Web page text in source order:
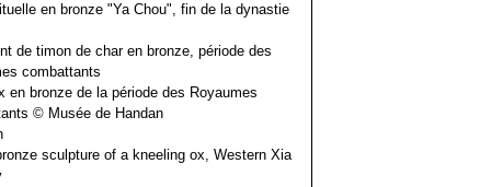
en bronze "Ya Chou", fin de la dynastie
de timon de char en bronze, période des
combattants
en bronze de la période des Royaumes
© Musée de Handan
sculpture of a kneeling ox, Western Xia